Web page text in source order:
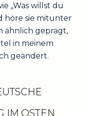
„Was willst du
höre sie mitunter
ähnlich geprägt,
in meinem
geändert.
IM OSTEN